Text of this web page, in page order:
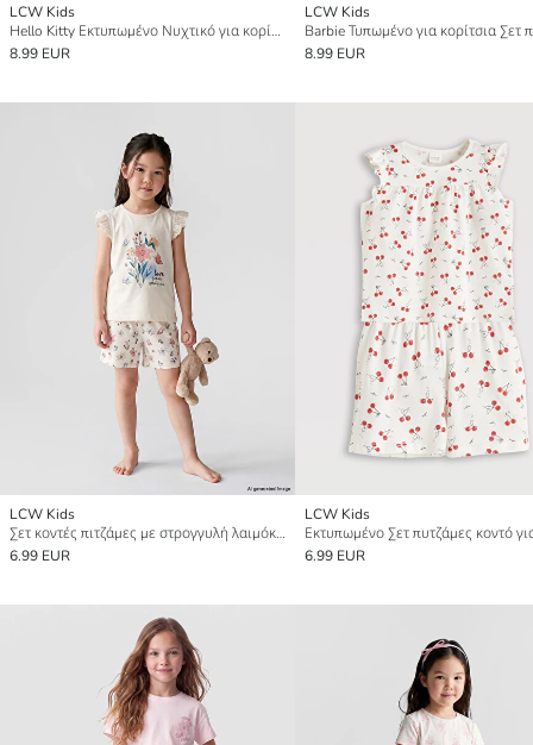
LCW Kids
Hello Kitty Εκτυπωμένο Νυχτικό για κορίτσια 2-πακέτα
8.99 EUR
LCW Kids
8.99 EUR
LCW Kids
Σετ κοντές πιτζάμες με στρογγυλή λαιμόκοψη για κορίτσια
6.99 EUR
LCW Kids
6.99 EUR